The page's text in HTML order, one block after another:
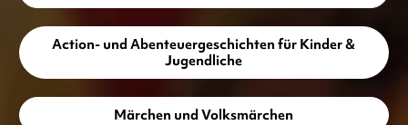
Action- und Abenteuergeschichten für Kinder &
Jugendliche
Märchen und Volksmärchen